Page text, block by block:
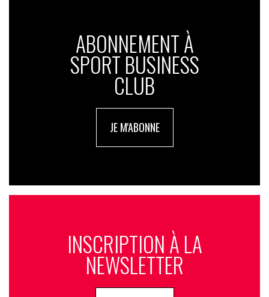
ABONNEMENT À
SPORT BUSINESS
CLUB
JE M'ABONNE
INSCRIPTION À LA
NEWSLETTER